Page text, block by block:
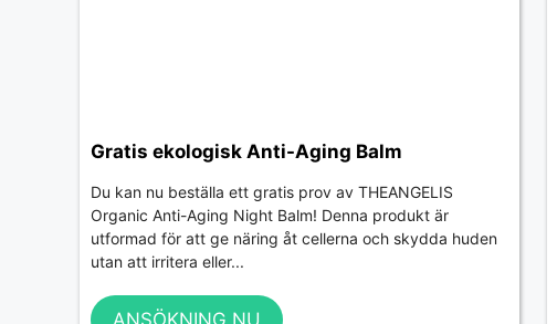
Gratis ekologisk Anti-Aging Balm
Du kan nu beställa ett gratis prov av THEANGELIS
Organic Anti-Aging Night Balm! Denna produkt är
utformad för att ge näring åt cellerna och skydda huden
utan att irritera eller...